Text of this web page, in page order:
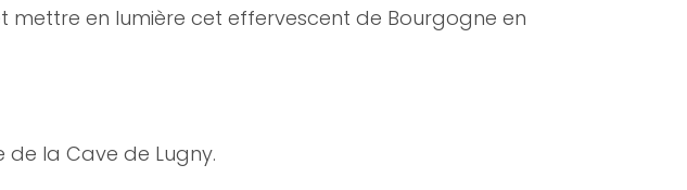
en lumière cet effervescent de Bourgogne en
de la Cave de Lugny.